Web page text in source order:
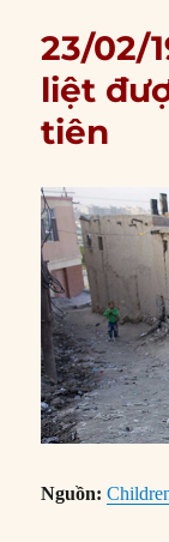
23/02/
liệt
tiên
Nguồn: